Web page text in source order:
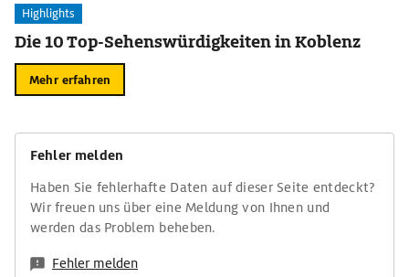
Highlights
Die 10 Top-Sehenswürdigkeiten in Koblenz
Mehr erfahren
Fehler melden
Haben Sie fehlerhafte Daten auf dieser Seite entdeckt?
Wir freuen uns über eine Meldung von Ihnen und
werden das Problem beheben.
Fehler melden